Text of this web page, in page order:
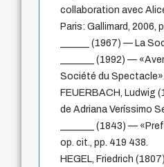
collaboration avec
Paris: Gallimard, 2006,
______ (1967) — La
_______ (1992) —
Société du
FEUERBACH, Ludwig
de Adriana Veríssimo
_______ (1843) —
op. cit., pp. 419 438.
HEGEL, Friedrich